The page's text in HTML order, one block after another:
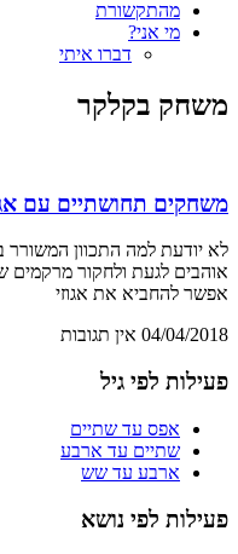
מהתקשורת
מי אני?
דברו איתי
משחק בקלקר
משחקים תחושתיים עם
לא יודעת למה התכוון המשורר
אוהבים לגעת ולחקור מרקמים
אפשר להחביא את אגוזי
04/04/2018 אין תגובות
פעילות לפי גיל
אפס עד שתיים
שתיים עד ארבע
ארבע עד שש
פעילות לפי נושא